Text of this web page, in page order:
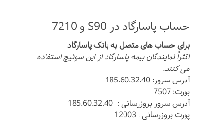
حساب پاسارگاد در S90 و 7210
برای حساب های متصل به بانک پاسارگاد
اکثراً نمایندگان بیمه پاسارگاد از این سوئیچ استفاده
می کنند.
آدرس سرور: 185.60.32.40
پورت: 7507
آدرس سرور بروزرسانی : 185.60.32.40
پورت بروزرسانی : 12003